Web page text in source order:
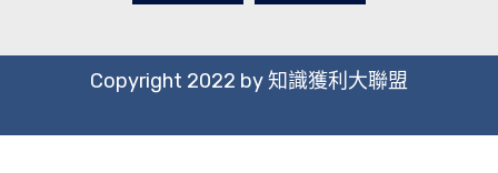
Copyright 2022 by 知識獲利大聯盟